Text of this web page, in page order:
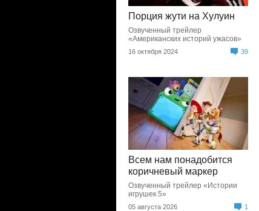
Порция жути на Хулуин
Озвученный трейлер
«Американских историй ужасов»
16 октября 2024 39
Всем нам понадобится
коричневый маркер
Озвученный трейлер «Истории
игрушек 5»
05 августа 2026 1